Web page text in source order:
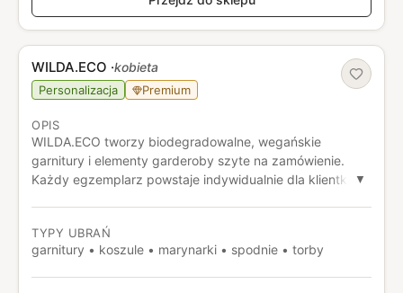
WILDA.ECO ·kobieta
Personalizacja Premium
OPIS
WILDA.ECO tworzy biodegradowalne, wegańskie
garnitury i elementy garderoby szyte na zamówienie.
Każdy egzemplarz powstaje indywidualnie dla klientki i
naturalnych materiałach i transparentnym procesie
powstawania ubrań.
▼
TYPY UBRAŃ
garnitury • koszule • marynarki • spodnie • torby